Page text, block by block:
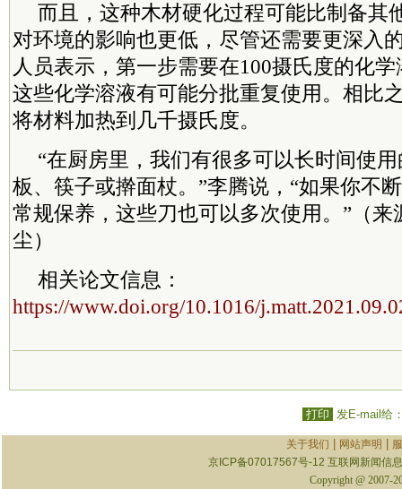
而且，这种木材硬化过程可能比制备其
对环境的影响也更低，尽管还需要更深入
人员表示，第一步需要在100摄氏度的化
这些化学溶液有可能分批重复使用。相比
将材料加热到几千摄氏度。
“在厨房里，我们有很多可以长时间使
板、筷子或擀面杖。”李腾说，“如果你不
常规保养，这些刀也可以多次使用。”（来
尘）
相关论文信息：
https://www.doi.org/10.1016/
打印 发E-mail给
关于我们 网站声明
京ICP备07017567号-12 互联网新闻信
Copyright @ 2007-